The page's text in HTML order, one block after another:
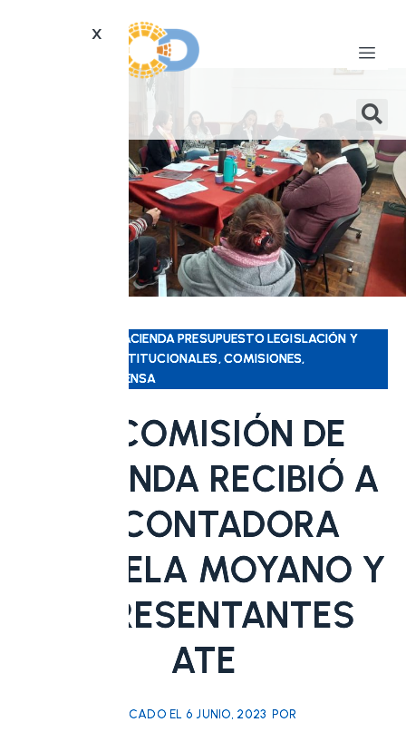
X
COMISIÓN DE HACIENDA PRESUPUESTO LEGISLACIÓN Y
ASUNTOS CONSTITUCIONALES, COMISIONES,
GACETILLAS, PRENSA
LA COMISIÓN DE
HACIENDA RECIBIÓ A
LA CONTADORA
GABRIELA MOYANO Y
REPRESENTANTES
ATE
PULICADO EL 6 JUNIO, 2023 POR